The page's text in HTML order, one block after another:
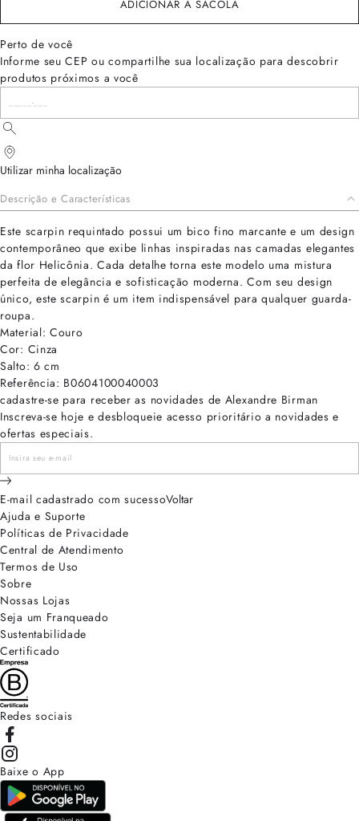
ADICIONAR À SACOLA
Perto de você
Informe seu CEP ou compartilhe sua localização para descobrir
produtos próximos a você
Utilizar minha localização
Descrição e Características
Este scarpin requintado possui um bico fino marcante e um design
contemporâneo que exibe linhas inspiradas nas camadas elegantes
da flor Helicônia. Cada detalhe torna este modelo uma mistura
perfeita de elegância e sofisticação moderna. Com seu design
único, este scarpin é um item indispensável para qualquer guarda-
roupa.
Material: Couro
Cor: Cinza
Salto: 6 cm
Referência: B0604100040003
cadastre-se para receber as novidades de Alexandre Birman
Inscreva-se hoje e desbloqueie acesso prioritário a novidades e
ofertas especiais.
E-mail cadastrado com sucessoVoltar
Ajuda e Suporte
Políticas de Privacidade
Central de Atendimento
Termos de Uso
Sobre
Nossas Lojas
Seja um Franqueado
Sustentabilidade
Certificado
Redes sociais
Baixe o App